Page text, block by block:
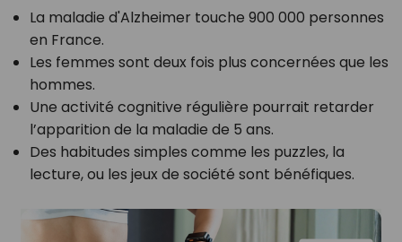
La maladie d'Alzheimer touche 900 000 personnes
en France.
Les femmes sont deux fois plus concernées que les
hommes.
Une activité cognitive régulière pourrait retarder
l’apparition de la maladie de 5 ans.
Des habitudes simples comme les puzzles, la
lecture, ou les jeux de société sont bénéfiques.